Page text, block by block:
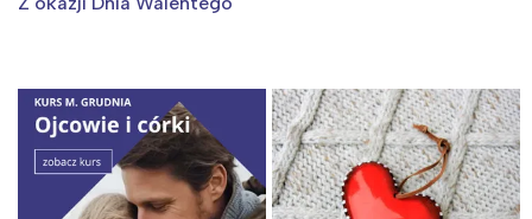
Trójmiasto
Poznań
Wrocław
Południe
Północ
Wszystkie